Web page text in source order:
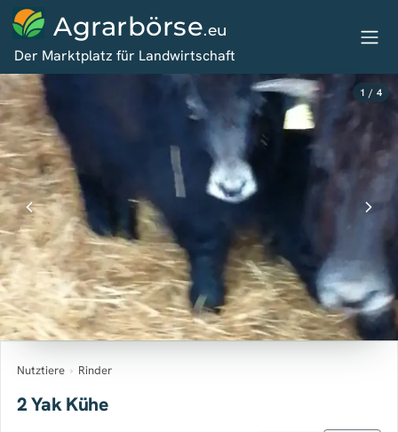
Agrarbörse.eu
Der Marktplatz für Landwirtschaft
1 / 4
Nutztiere › Rinder
2 Yak Kühe